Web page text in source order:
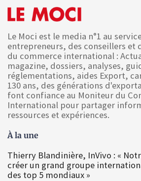
Le Moci est le media n°1 au
entrepreneurs, des conseillers et
du commerce international :
magazine, dossiers, analyses,
réglementations, aides Export,
130 ans, des générations
font confiance au Moniteur du
International pour partager
ressources et expériences.
À la une
Thierry Blandinière, InVivo : «
créer un grand groupe
des top 5 mondiaux »